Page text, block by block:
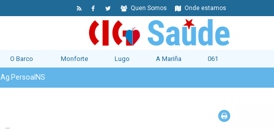
Onde estamos
Quen Somos
O Barco Monforte Lugo A Mariña 061
Ag.PersoalNS